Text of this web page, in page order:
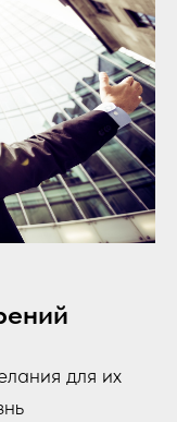
для их